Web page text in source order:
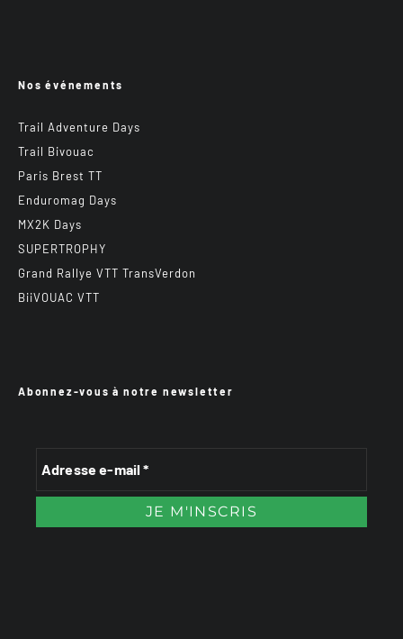
Nos événements
Trail Adventure Days
Trail Bivouac
Paris Brest TT
Enduromag Days
MX2K Days
SUPERTROPHY
Grand Rallye VTT TransVerdon
BiiVOUAC VTT
Abonnez-vous à notre newsletter